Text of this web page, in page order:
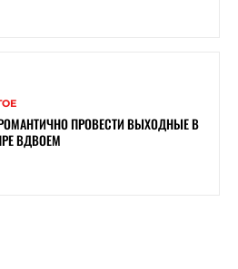
ПРОВЕСТИ ВЫХОДНЫЕ В
ВДВОЕМ